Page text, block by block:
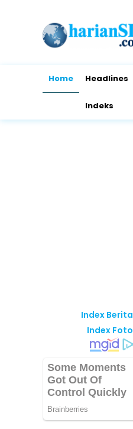
Home Headlines
Indeks
Index Berita
Index Foto